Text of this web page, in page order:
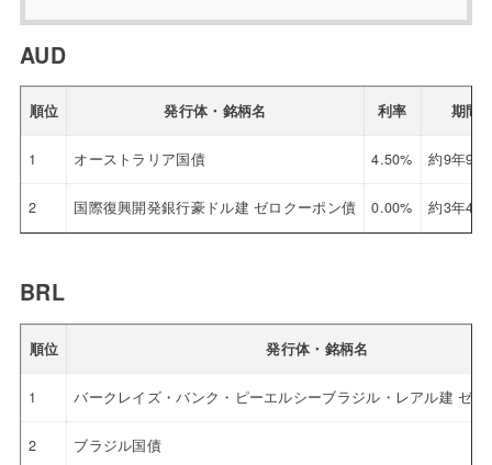
AUD
順位 発行体・銘柄名 利率 期間
1 オーストラリア国債 4.50% 約9年9ヶ
2 国際復興開発銀行豪ドル建 ゼロクーポン債 0.00% 約3年4ヶ
BRL
順位 発行体・銘柄名
1 バークレイズ・バンク・ピーエルシーブラジル・レアル建 ゼ
2 ブラジル国債